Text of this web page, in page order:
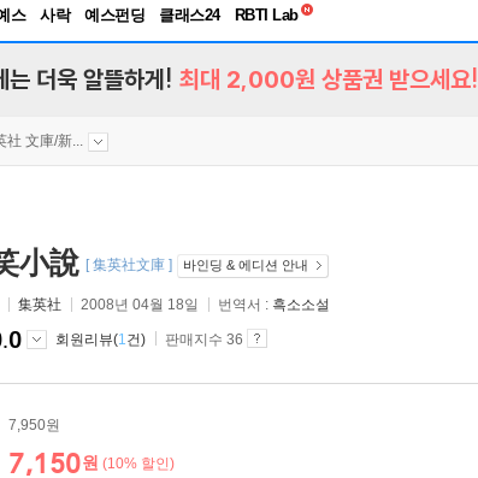
스 사락 예스펀딩 클래스24
독서유형검사
는 더욱 알뜰하게! 최대 2,000원 상품권 받으세요!
社 文庫/新...
小說 [ 集英社文庫 ] 바인딩 & 에디션 안내
集英社 2008년 04월 18일 번역서 : 흑소소설
회원리뷰(1건) 판매지수 36
7,950원
7,150원 (10% 할인)